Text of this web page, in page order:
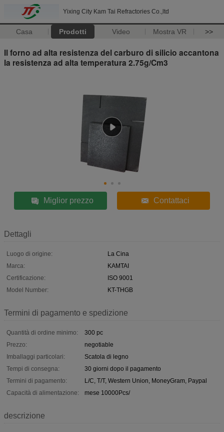
Yixing City Kam Tai Refractories Co.,ltd
Casa Prodotti Video Mostra VR >>
Il forno ad alta resistenza del carburo di silicio accantona
la resistenza ad alta temperatura 2.75g/Cm3
Miglior prezzo Contattaci
Dettagli
Luogo di origine:
La Cina
Marca:
KAMTAI
Certificazione:
ISO 9001
Model Number:
KT-THGB
Termini di pagamento e spedizione
Quantità di ordine minimo:
300 pc
Prezzo:
negotiable
Imballaggi particolari:
Scatola di legno
Tempi di consegna:
30 giorni dopo il pagamento
Termini di pagamento:
L/C, T/T, Western Union, MoneyGram, Paypal
Capacità di alimentazione:
mese 10000Pcs/
descrizione